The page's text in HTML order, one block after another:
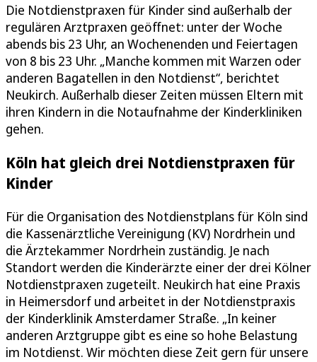
Die Notdienstpraxen für Kinder sind außerhalb der
regulären Arztpraxen geöffnet: unter der Woche
abends bis 23 Uhr, an Wochenenden und Feiertagen
von 8 bis 23 Uhr. „Manche kommen mit Warzen oder
anderen Bagatellen in den Notdienst“, berichtet
Neukirch. Außerhalb dieser Zeiten müssen Eltern mit
ihren Kindern in die Notaufnahme der Kinderkliniken
gehen.
Köln hat gleich drei Notdienstpraxen für
Kinder
Für die Organisation des Notdienstplans für Köln sind
die Kassenärztliche Vereinigung (KV) Nordrhein und
die Ärztekammer Nordrhein zuständig. Je nach
Standort werden die Kinderärzte einer der drei Kölner
Notdienstpraxen zugeteilt. Neukirch hat eine Praxis
in Heimersdorf und arbeitet in der Notdienstpraxis
der Kinderklinik Amsterdamer Straße. „In keiner
anderen Arztgruppe gibt es eine so hohe Belastung
im Notdienst. Wir möchten diese Zeit gern für unsere